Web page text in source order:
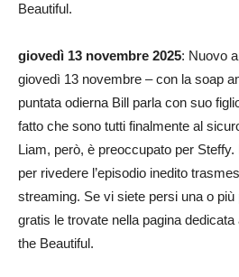
Beautiful.
giovedì 13 novembre 2025: Nuovo
giovedì 13 novembre – con la soap
puntata odierna Bill parla con suo
fatto che sono tutti finalmente al
Liam, però, è preoccupato per
per rivedere l’episodio inedito
streaming. Se vi siete persi una o
gratis le trovate nella pagina
the Beautiful.